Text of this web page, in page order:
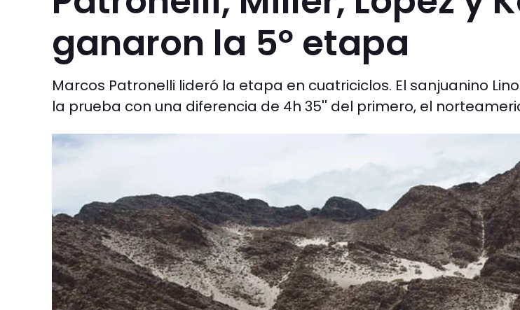
ganaron la 5º etapa
Marcos Patronelli lideró la etapa en cuatriciclos. El sanjuanino
la prueba con una diferencia de 4h 35'' del primero, el